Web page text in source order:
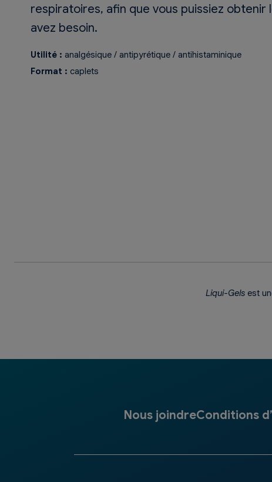
respiratoires, afin que vous puissiez obtenir
avez besoin.
Utilité : analgésique / antipyrétique / antihistaminique
Format : caplets
Liqui-Gels est
Nous joindreConditions